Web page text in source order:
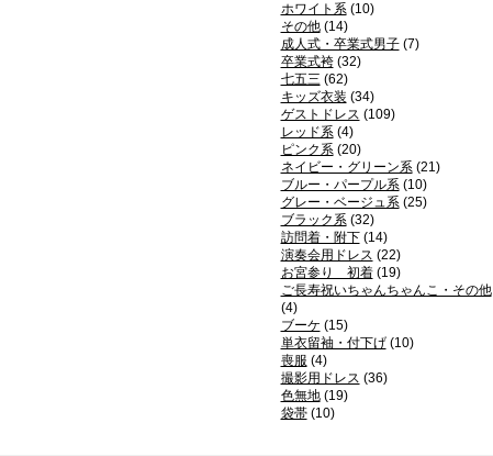
ホワイト系(10)
その他(14)
成人式・卒業式男子(7)
卒業式袴(32)
七五三 (62)
キッズ衣装 (34)
ゲストドレス (109)
レッド系(4)
ピンク系(20)
ネイビー・グリーン系(21)
ブルー・パープル系(10)
グレー・ベージュ系(25)
ブラック系(32)
訪問着・附下(14)
演奏会用ドレス (22)
お宮参り 初着(19)
ご長寿祝いちゃんちゃんこ・その他
(4)
ブーケ (15)
単衣留袖・付下げ(10)
喪服 (4)
撮影用ドレス (36)
色無地(19)
袋帯(10)